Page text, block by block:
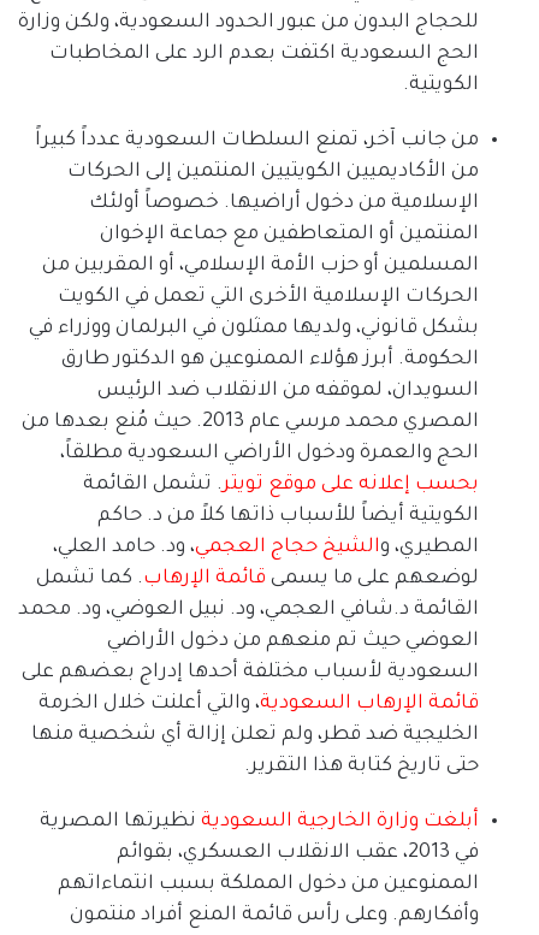
للحجاج البدون من عبور الحدود السعودية، ولكن وزارة
الحج السعودية اكتفت بعدم الرد على المخاطبات
الكويتية.
من جانب آخر، تمنع السلطات السعودية عدداً كبيراً
من الأكاديميين الكويتيين المنتمين إلى الحركات
الإسلامية من دخول أراضيها. خصوصاً أولئك
المنتمين أو المتعاطفين مع جماعة الإخوان
المسلمين أو حزب الأمة الإسلامي، أو المقربين من
الحركات الإسلامية الأخرى التي تعمل في الكويت
بشكل قانوني، ولديها ممثلون في البرلمان ووزراء في
الحكومة. أبرز هؤلاء الممنوعين هو الدكتور طارق
السويدان، لموقفه من الانقلاب ضد الرئيس
المصري محمد مرسي عام
حيث مُنع بعدها من
الحج والعمرة ودخول الأراضي السعودية مطلقاً،
بحسب إعلانه على موقع تويتر. تشمل القائمة
الكويتية أيضاً للأسباب ذاتها كلاً من د. حاكم
المطيري، والشيخ حجاج العجمي، ود. حامد العلي،
لوضعهم على ما يسمى قائمة الإرهاب. كما تشمل
القائمة د.شافي العجمي، ود. نبيل العوضي، ود. محمد
العوضي حيث تم منعهم من دخول الأراضي
السعودية لأسباب مختلفة أحدها إدراج بعضهم على
قائمة الإرهاب السعودية، والتي أعلنت خلال الخرمة
الخليجية ضد قطر، ولم تعلن إزالة أي شخصية منها
حتى تاريخ كتابة هذا التقرير.
أبلغت وزارة الخارجية السعودية نظيرتها المصرية
في
، عقب الانقلاب العسكري، بقوائم
الممنوعين من دخول المملكة بسبب انتماءاتهم
وأفكارهم. وعلى رأس قائمة المنع أفراد منتمون